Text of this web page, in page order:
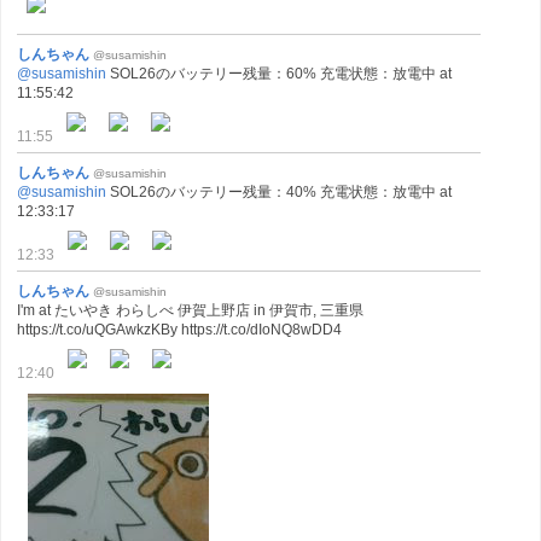
しんちゃん @susamishin
@susamishin SOL26のバッテリー残量：60% 充電状態：放電中 at
11:55:42
11:55
しんちゃん @susamishin
@susamishin SOL26のバッテリー残量：40% 充電状態：放電中 at
12:33:17
12:33
しんちゃん @susamishin
I'm at たいやき わらしべ 伊賀上野店 in 伊賀市, 三重県
https://t.co/uQGAwkzKBy https://t.co/dIoNQ8wDD4
12:40